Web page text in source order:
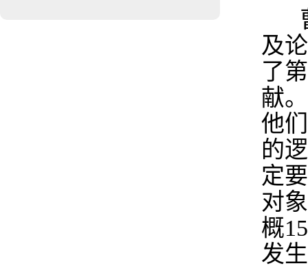
及
了
献
他
的
定
对
概
发